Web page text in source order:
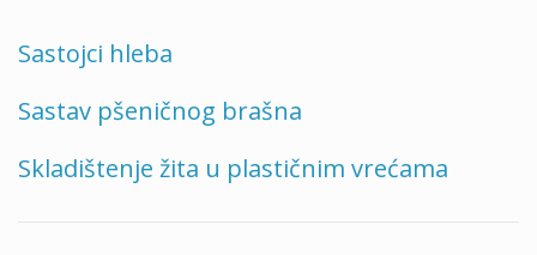
Sastojci hleba
Sastav pšeničnog brašna
Skladištenje žita u plastičnim vrećama